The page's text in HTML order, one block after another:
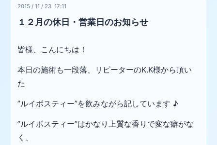
2015 /11 / 23 17:11
１２月の休日・営業日のお知らせ
皆様、こんにちは！
本日の施術も一段落、リピーターのK.K様から頂い
た
”ルイボスティー”を飲みながら記しています ♪
”ルイボスティー”はかなり上質な香りで変な癖がな
く、